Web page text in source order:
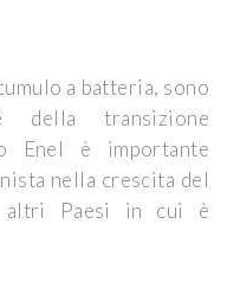
a batteria, sono
della transizione
Enel è importante
nella crescita del
Paesi in cui è